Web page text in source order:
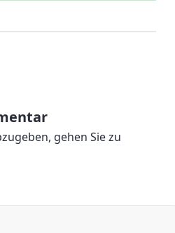
gehen Sie zu